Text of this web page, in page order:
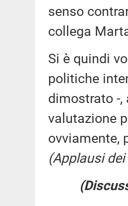
senso
collega
Si è quindi
politiche
dimostrato -,
valutazione
ovviamente,
(Applausi